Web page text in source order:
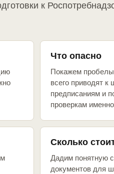
к
Что опасно
Покажем
всего приводят к
предписаниям и
проверкам
Сколько
Дадим понятную
документов для